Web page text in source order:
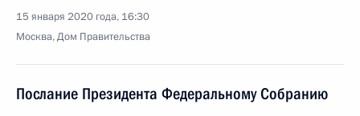
15 января 2020 года, 16:30
Москва, Дом Правительства
Послание Президента Федеральному Собранию